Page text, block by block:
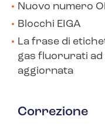
Nuovo numero
Blocchi EIGA
La frase di
gas fluorurati
aggiornata
Correzione